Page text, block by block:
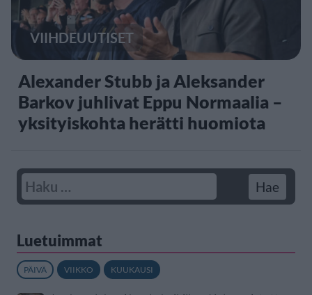
VIIHDEUUTISET
Alexander Stubb ja Aleksander
Barkov juhlivat Eppu Normaalia –
yksityiskohta herätti huomiota
Luetuimmat
PÄIVÄ VIIKKO KUUKAUSI